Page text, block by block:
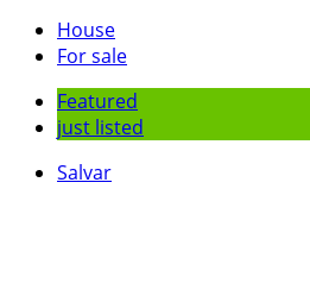
House
For sale
Featured
just listed
Salvar